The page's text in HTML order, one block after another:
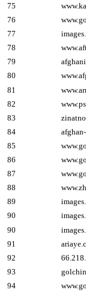
75
76
77
78
79
80
81
82
83
84
85
86
87
88
89
90
90
91
92
93
94